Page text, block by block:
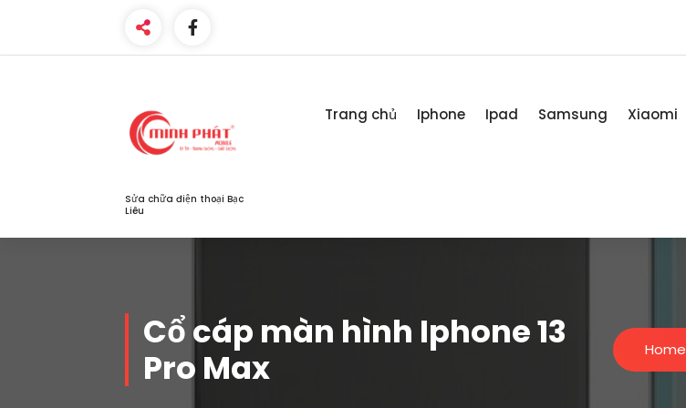
Sửa chữa điện thoại Bạc
Liêu
Trang chủ Iphone Ipad Samsung Xiaomi
Cổ cáp màn hình Iphone 13
Pro Max
Home